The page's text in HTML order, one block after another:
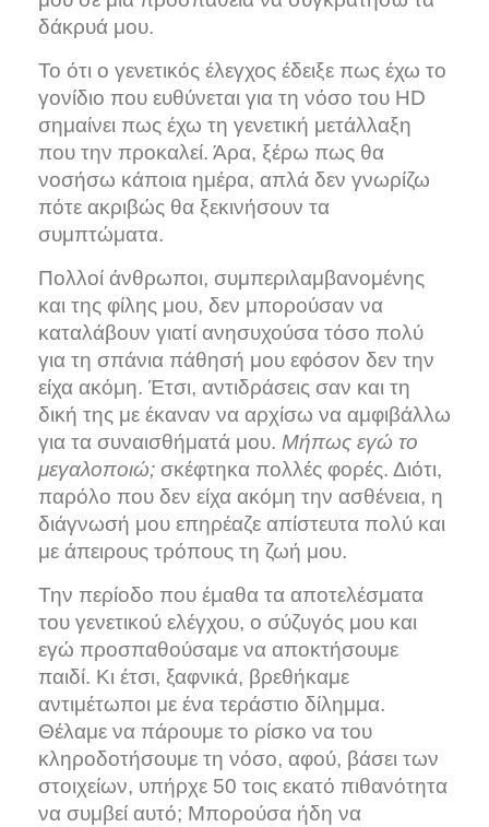
δάκρυά μου.
Το ότι ο γενετικός έλεγχος έδειξε πως έχω το
γονίδιο που ευθύνεται για τη νόσο του HD
σημαίνει πως έχω τη γενετική μετάλλαξη
που την προκαλεί. Άρα, ξέρω πως θα
νοσήσω κάποια ημέρα, απλά δεν γνωρίζω
πότε ακριβώς θα ξεκινήσουν τα
συμπτώματα.
Πολλοί άνθρωποι, συμπεριλαμβανομένης
και της φίλης μου, δεν μπορούσαν να
καταλάβουν γιατί ανησυχούσα τόσο πολύ
για τη σπάνια πάθησή μου εφόσον δεν την
είχα ακόμη. Έτσι, αντιδράσεις σαν και τη
δική της με έκαναν να αρχίσω να αμφιβάλλω
για τα συναισθήματά μου. Μήπως εγώ το
μεγαλοποιώ; σκέφτηκα πολλές φορές. Διότι,
παρόλο που δεν είχα ακόμη την ασθένεια, η
διάγνωσή μου επηρέαζε απίστευτα πολύ και
με άπειρους τρόπους τη ζωή μου.
Την περίοδο που έμαθα τα αποτελέσματα
του γενετικού ελέγχου, ο σύζυγός μου και
εγώ προσπαθούσαμε να αποκτήσουμε
παιδί. Κι έτσι, ξαφνικά, βρεθήκαμε
αντιμέτωποι με ένα τεράστιο δίλημμα.
Θέλαμε να πάρουμε το ρίσκο να του
κληροδοτήσουμε τη νόσο, αφού, βάσει των
στοιχείων, υπήρχε 50 τοις εκατό πιθανότητα
να συμβεί αυτό; Μπορούσα ήδη να